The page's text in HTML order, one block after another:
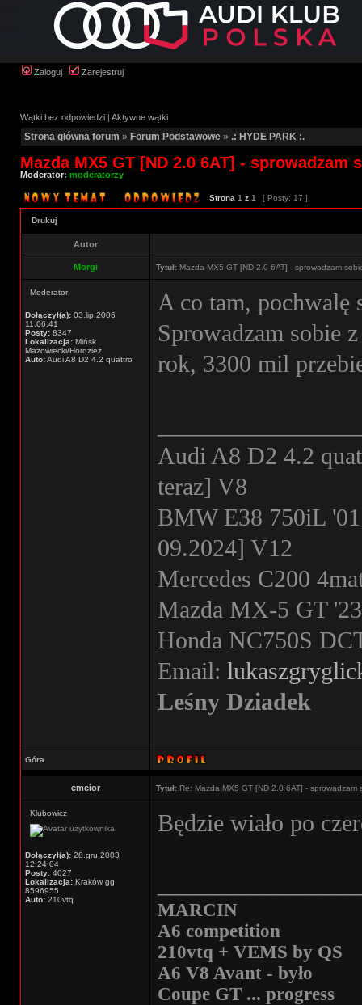
Zaloguj Zarejestruj
Wątki bez odpowiedzi | Aktywne wątki
Strona główna forum » Forum Podstawowe » .: HYDE PARK :.
Mazda MX5 GT [ND 2.0 6AT] - sprowadzam
Moderator: moderatorzy
Strona 1 z 1 [ Posty: 17 ]
Drukuj
Autor
Morgi Tytuł: Mazda MX5 GT [ND 2.0 6AT] - sprowadzam
Moderator
Dołączył(a): 03.lip.2006
11:06:41
Posty: 8347
Lokalizacja: Mińsk
Mazowiecki/Hordzież
Auto:Audi A8 D2 4.2 quattro
A co tam, pochwalę
Sprowadzam sobie
rok, 3300 mil
Audi A8 D2 4.2
teraz] V8
BMW E38 750iL
09.2024] V12
Mercedes C200
Mazda MX-5 GT
Honda NC750S
Email:
Leśny Dziadek
Góra
emcior Tytuł: Re: Mazda MX5 GT [ND 2.0 6AT] - sprowadzam
Klubowicz
Dołączył(a): 28.gru.2003
12:24:04
Posty: 4027
Lokalizacja: Kraków gg
8596955
Auto: 210vtq
Będzie wiało po
MARCIN
A6 competition
210vtq + VEMS by QS
A6 V8 Avant - było
Coupe GT ... progress